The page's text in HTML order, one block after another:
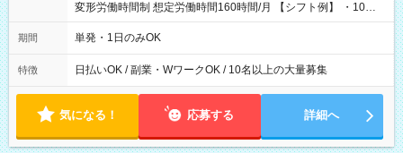
変形労働時間制 想定労働時間160時間/月 【シフト例】 ・10：
00～20：00
期間 単発・1日のみOK
特徴 日払いOK / 副業・WワークOK / 10名以上の大量募集
気になる！ 応募する 詳細へ